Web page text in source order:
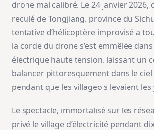
drone mal calibré. Le 24 janvier 2026,
reculé de Tongjiang, province du
tentative d’hélicoptère improvisé a
la corde du drone s’est emmêlée
électrique haute tension, laissant un
balancer pittoresquement dans le
pendant que les villageois levaient les
Le spectacle, immortalisé sur les
privé le village d’électricité pendant